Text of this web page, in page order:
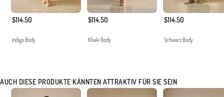
$114.50
Indigo Body
$114.50
Khaki Body
$114.50
Schwarz Body
AUCH DIESE PRODUKTE KÄNNTEN ATTRAKTIV FÜR SIE SEIN